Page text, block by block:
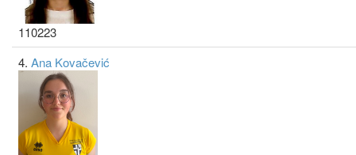
110223
4. Ana Kovačević